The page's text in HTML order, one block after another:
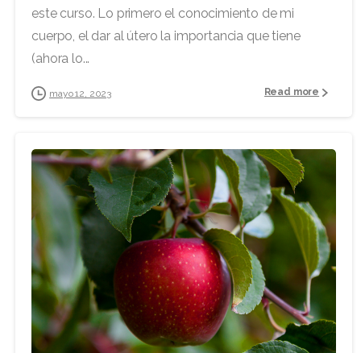
este curso. Lo primero el conocimiento de mi
cuerpo, el dar al útero la importancia que tiene
(ahora lo...
mayo 12, 2023 Read more